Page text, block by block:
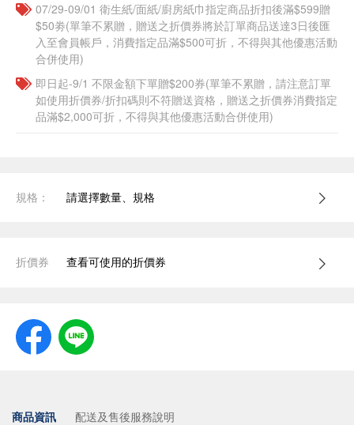
07/29-09/01 衛生紙/面紙/廚房紙巾指定商品折扣後滿$599贈
$50劵(單筆不累贈，贈送之折價券將於訂單商品送達3日後匯
入至會員帳戶，消費指定品滿$500可折，不得與其他優惠活動
合併使用)
即日起-9/1 不限金額下單贈$200券(單筆不累贈，請注意訂單
如使用折價券/折扣碼則不符贈送資格，贈送之折價券消費指定
品滿$2,000可折，不得與其他優惠活動合併使用)
規格： 請選擇數量、規格
折價券 查看可使用的折價券
商品資訊 配送及售後服務說明